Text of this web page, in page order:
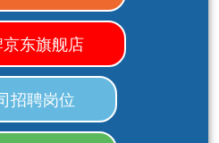
东旗舰店
招聘岗位